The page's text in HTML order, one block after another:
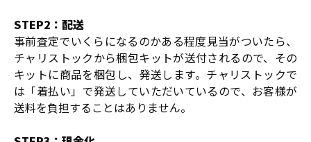
STEP2：配送
事前査定でいくらになるのかある程度見当がついたら、
チャリストックから梱包キットが送付されるので、その
キットに商品を梱包し、発送します。チャリストックで
は「着払い」で発送していただいているので、お客様が
送料を負担することはありません。